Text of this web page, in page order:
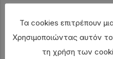
Τα cookies επιτρέπουν
Χρησιμοποιώντας αυτόν
τη χρήση των